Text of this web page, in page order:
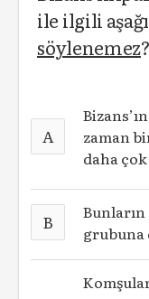
ile ilgili
söylenemez?
A
zaman
daha
B
grubuna